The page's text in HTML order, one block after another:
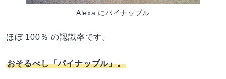
Alexa にパイナップル
ほぼ 100％ の認識率です。
おそるべし「パイナップル」。